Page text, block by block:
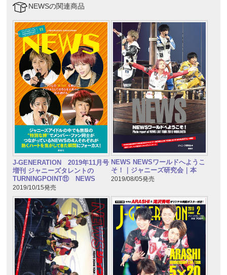
NEWSの関連商品
J-GENERATION 2019年11月号
増刊 ジャニーズタレントの
TURNINGPOINT⑪ NEWS
2019/10/15発売
NEWS NEWSワールドへようこ
そ！｜ジャニーズ研究会｜本
2019/08/05発売